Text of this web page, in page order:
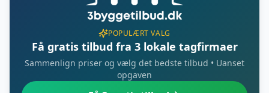
POPULÆRT VALG
Få gratis tilbud fra 3 lokale tagfirmaer
Sammenlign priser og vælg det bedste tilbud • Uanset
opgaven